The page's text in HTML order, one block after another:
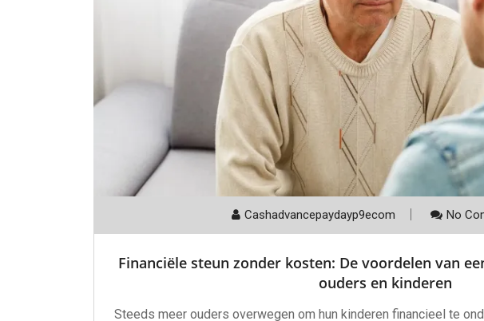
Cashadvancepaydayp9ecom No
Financiële steun zonder kosten: De voordelen van
ouders en kinderen
Steeds meer ouders overwegen om hun kinderen financieel te